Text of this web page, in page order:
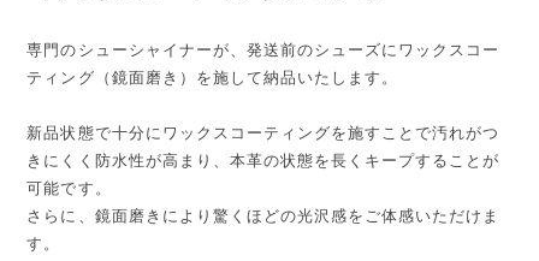
専門のシューシャイナーが、発送前のシューズにワックスコー
ティング（鏡面磨き）を施して納品いたします。
新品状態で十分にワックスコーティングを施すことで汚れがつ
きにくく防水性が高まり、本革の状態を長くキープすることが
可能です。
さらに、鏡面磨きにより驚くほどの光沢感をご体感いただけま
す。